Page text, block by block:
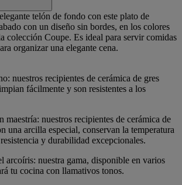
telón de fondo con este plato de
con un diseño sin bordes, en los colores
colección Coupe. Es ideal para servir comidas
organizar una elegante cena.
nuestros recipientes de cerámica de gres
fácilmente y son resistentes a los
maestría: nuestros recipientes de cerámica de
una arcilla especial, conservan la temperatura
y durabilidad excepcionales.
arcoíris: nuestra gama, disponible en varios
tu cocina con llamativos tonos.